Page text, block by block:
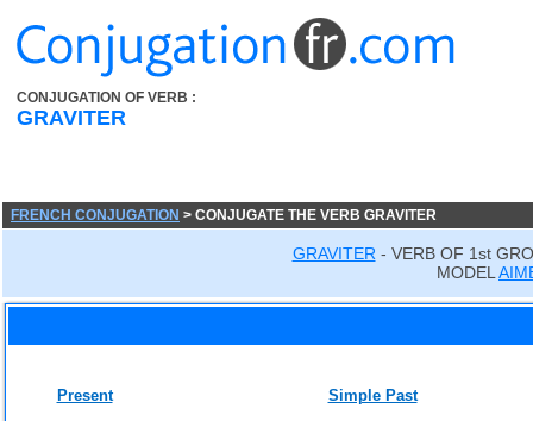
CONJUGATION OF VERB :
GRAVITER
FRENCH CONJUGATION > CONJUGATE THE VERB GRAVITER
GRAVITER - VERB OF 1st
MODEL
Present
Simple Past